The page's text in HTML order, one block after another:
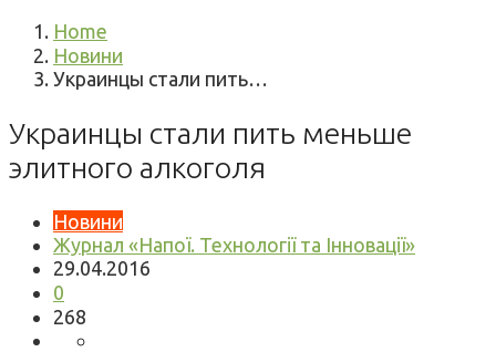
Home
Новини
Украинцы стали пить…
Украинцы стали пить меньше
элитного алкоголя
Новини
Журнал «Напої. Технології та Інновації»
29.04.2016
0
268